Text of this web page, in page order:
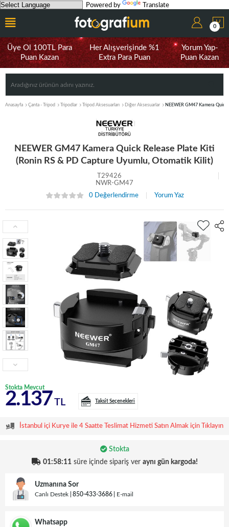
Powered by Translate
0
Üye Ol 100TL Para
Puan Kazan
Her Alışverişinde %1
Extra Para Puan
Yorum Yap-
Puan Kazan
Anasayfa Çanta - Tripod Tripodlar Tripod Aksesuarları Diğer Aksesuarlar NEEWER GM47 Kamera
NEEWER GM47 Kamera Quick Release Plate Kiti
(Ronin RS & PD Capture Uyumlu, Otomatik Kilit)
T29426
NWR-GM47
0 Değerlendirme
Yorum Yaz
Stokta Mevcut
2.137 TL Taksit Seçenekleri
İstanbul içi Kurye ile 4 Saatte Teslimat Hizmeti Satın Almak için Tıklayın
Stokta
01:58:11süre içinde sipariş ver aynı gün kargoda!
Uzmanına Sor
Canlı Destek 850-433-3686 E-mail
Whatsapp